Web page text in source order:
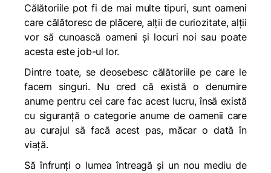
Călătoriile pot fi de mai multe tipuri, sunt oameni
care călătoresc de plăcere, alții de curiozitate, alții
vor să cunoască oameni și locuri noi sau poate
acesta este job-ul lor.
Dintre toate, se deosebesc călătoriile pe care le
facem singuri. Nu cred că există o denumire
anume pentru cei care fac acest lucru, însă există
cu siguranță o categorie anume de oamenii care
au curajul să facă acest pas, măcar o dată în
viață.
Să înfrunți o lumea întreagă și un nou mediu de